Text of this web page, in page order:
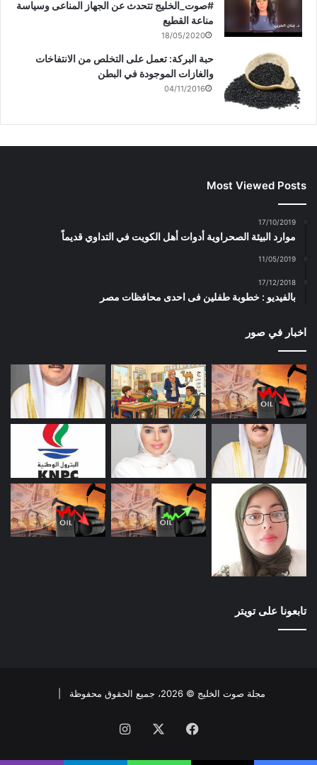
#صوت_الخليج تتحدث عن الجهاز المناعى وسياسة
مناعة القطيع
18/05/2020
حبة البركة: تعمل على التخلص من الانتفاخات
والغازات الموجودة في البطن
04/11/2016
Most Viewed Posts
17/10/2019
موارد البيئة الصحراوية أدوات أهل الكويت في التداوي قديماً
11/05/2019
17/12/2018
بالفيديو : خطوبة طفلين فى احدى محافظات مصر
اخبار في صور
تابعونا على تويتر
مجلة صوت الخليج © 2026، جميع الحقوق محفوظة |
فيسبوك انستقرام